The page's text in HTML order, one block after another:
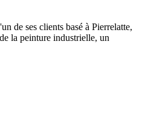
de ses clients basé à Pierrelatte,
la peinture industrielle, un